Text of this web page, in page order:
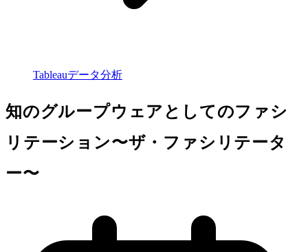
Tableauデータ分析
知のグループウェアとしてのファシ
リテーション〜ザ・ファシリテータ
ー〜